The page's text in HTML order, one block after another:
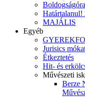
Határtalanul!
MAJÁLIS
Egyéb
Jurisics
Étkeztetés
Hit- és
Művészeti
Berze